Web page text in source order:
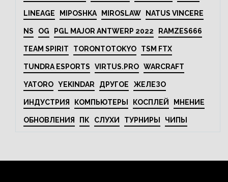
LINEAGE MIPOSHKA MIROSLAW NATUS VINCERE
NS OG PGL MAJOR ANTWERP 2022 RAMZES666
TEAM SPIRIT TORONTOTOKYO TSM FTX
TUNDRA ESPORTS VIRTUS.PRO WARCRAFT
YATORO YEKINDAR ДРУГОЕ ЖЕЛЕЗО
ИНДУСТРИЯ КОМПЬЮТЕРЫ КОСПЛЕЙ МНЕНИЕ
ОБНОВЛЕНИЯ ПК СЛУХИ ТУРНИРЫ ЧИПЫ